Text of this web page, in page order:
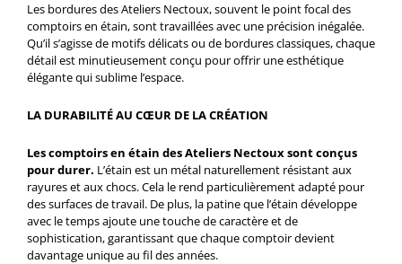
Les bordures des Ateliers Nectoux, souvent le point focal des
comptoirs en étain, sont travaillées avec une précision inégalée.
Qu’il s’agisse de motifs délicats ou de bordures classiques, chaque
détail est minutieusement conçu pour offrir une esthétique
élégante qui sublime l’espace.
LA DURABILITÉ AU CŒUR DE LA CRÉATION
Les comptoirs en étain des Ateliers Nectoux sont conçus
pour durer. L’étain est un métal naturellement résistant aux
rayures et aux chocs. Cela le rend particulièrement adapté pour
des surfaces de travail. De plus, la patine que l’étain développe
avec le temps ajoute une touche de caractère et de
sophistication, garantissant que chaque comptoir devient
davantage unique au fil des années.